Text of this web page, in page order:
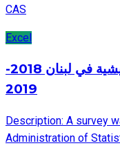
CAS
Excel
مسح القوى العاملة والأحوال المعيشية في لبنان 2018-
2019
Description: A survey
Administration of